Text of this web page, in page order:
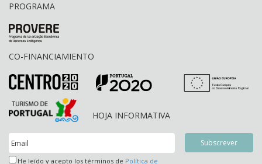
PROGRAMA
CO-FINANCIAMIENTO
HOJA INFORMATIVA
He leído y acepto los términos de Política de